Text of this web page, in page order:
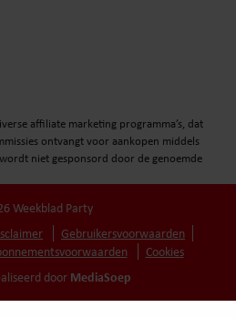
affiliate marketing programma’s, dat
ontvangt voor aankopen middels
niet gesponsord door de genoemde
Weekblad Party
Gebruikersvoorwaarden
Cookies
door MediaSoep